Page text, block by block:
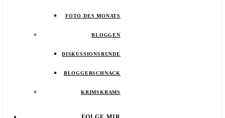
FOTO DES MONATS
BLOGGEN
DISKUSSIONSRUNDE
BLOGGERSCHNACK
KRIMSKRAMS